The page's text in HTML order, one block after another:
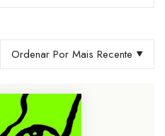
Ordenar Por Mais Recente